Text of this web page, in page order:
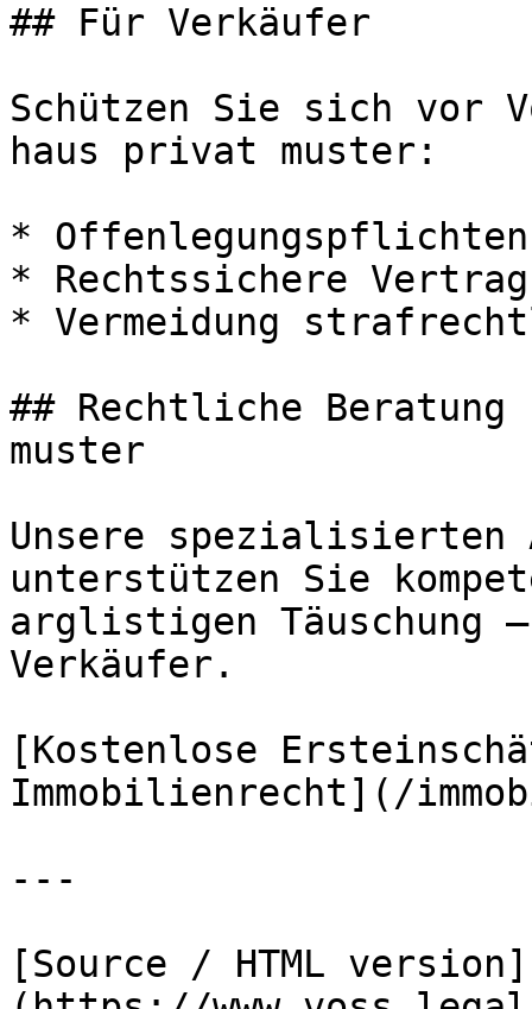
## Für Verkäufer
Schützen Sie sich vor
haus privat muster:
* Offenlegungspflichten
* Rechtssichere
* Vermeidung
## Rechtliche
muster
Unsere spezialisierten
unterstützen Sie
arglistigen Täuschung
Verkäufer.
[Kostenlose
Immobilienrecht](/
---
[Source / HTML version]